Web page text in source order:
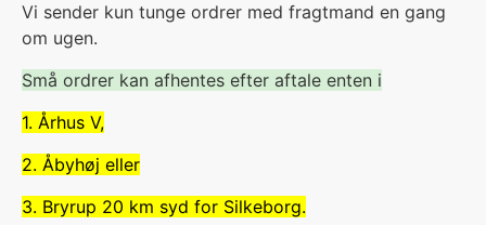
Vi sender kun tunge ordrer med fragtmand en gang
om ugen.
Små ordrer kan afhentes efter aftale enten i
1. Århus V,
2. Åbyhøj eller
3. Bryrup 20 km syd for Silkeborg.